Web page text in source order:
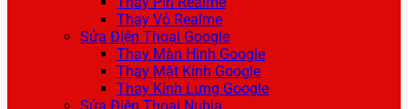
Thay Vỏ Realme
Sửa Điện Thoại Google
Thay Màn Hình Google
Thay Mặt Kính Google
Thay Kính Lưng Google